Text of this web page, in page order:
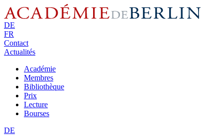
DE
FR
Contact
Actualités
Académie
Membres
Bibliothèque
Prix
Lecture
Bourses
DE